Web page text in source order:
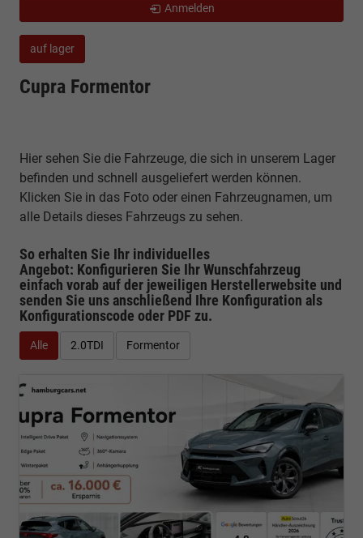
auf lager
Cupra Formentor
Hier sehen Sie die Fahrzeuge, die sich in unserem Lager
befinden und schnell ausgeliefert werden können.
Klicken Sie in das Foto oder einen Fahrzeugnamen, um
alle Details dieses Fahrzeugs zu sehen.
So erhalten Sie Ihr individuelles
Angebot: Konfigurieren Sie Ihr Wunschfahrzeug
einfach vorab auf der jeweiligen Herstellerwebsite und
senden Sie uns anschließend Ihre Konfiguration als
Konfigurationscode oder PDF zu.
Alle 2.0TDI Formentor
Anmelden